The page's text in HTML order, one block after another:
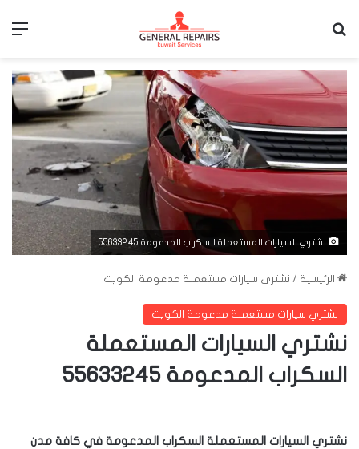
نشتري السيارات المستعملة السكراب المدعومة 55633245
الرئيسية / نشتري سيارات مستعملة مدعومة الكويت
نشتري سيارات مستعملة مدعومة الكويت
نشتري السيارات المستعملة
السكراب المدعومة 55633245
نشتري السيارات المستعملة السكراب المدعومة في كافة مدن